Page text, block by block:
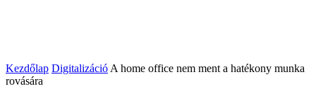
Kezdőlap Digitalizáció A home office nem ment a hatékony munka
rovására